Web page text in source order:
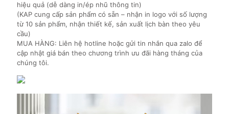
hiệu quả (dễ dàng in/ép nhũ thông tin)
(KAP cung cấp sản phẩm có sẵn – nhận in logo với số lượng
từ 10 sản phẩm, nhận thiết kế, sản xuất lịch bàn theo yêu
cầu)
MUA HÀNG: Liên hệ hotline hoặc gửi tin nhắn qua zalo để
cập nhật giá bán theo chương trình ưu đãi hàng tháng của
chúng tôi.